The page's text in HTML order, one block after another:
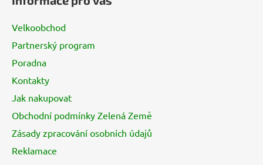
Velkoobchod
Partnerský program
Poradna
Kontakty
Jak nakupovat
Obchodní podmínky Zelená Země
Zásady zpracování osobních údajů
Reklamace